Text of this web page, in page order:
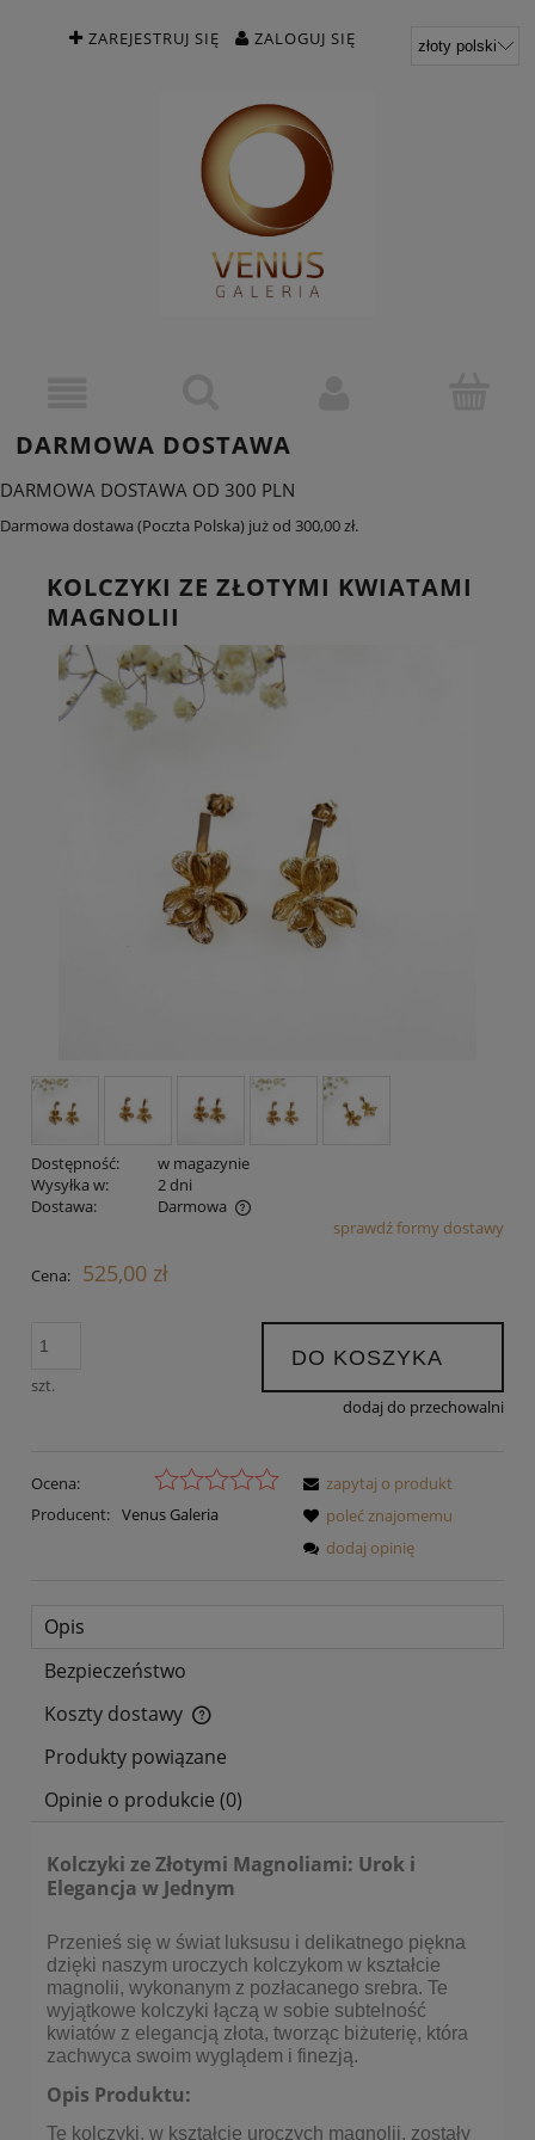
ZAREJESTRUJ SIĘ ZALOGUJ SIĘ
DARMOWA DOSTAWA
DARMOWA DOSTAWA OD 300 PLN
Darmowa dostawa (Poczta Polska) już od 300,00 zł.
KOLCZYKI ZE ZŁOTYMI KWIATAMI
MAGNOLII
Dostępność:
w magazynie
Wysyłka w:
2 dni
Dostawa:
Darmowa
Cena nie zawiera ewentualnych kosztów płatnościsprawdź formy dostawy
Cena: 525,00 zł
szt.
DO KOSZYKA
dodaj do przechowalni
Ocena:
Producent: Venus Galeria
zapytaj o produkt
poleć znajomemu
dodaj opinię
Opis
Bezpieczeństwo
Koszty dostawy
Cena nie zawiera ewentualnych kosztów płatności
Produkty powiązane
Opinie o produkcie (0)
Kolczyki ze Złotymi Magnoliami: Urok i
Elegancja w Jednym
Przenieś się w świat luksusu i delikatnego piękna
dzięki naszym uroczych kolczykom w kształcie
magnolii, wykonanym z pozłacanego srebra. Te
wyjątkowe kolczyki łączą w sobie subtelność
kwiatów z elegancją złota, tworząc biżuterię, która
zachwyca swoim wyglądem i finezją.
Opis Produktu:
Te kolczyki, w kształcie uroczych magnolii, zostały